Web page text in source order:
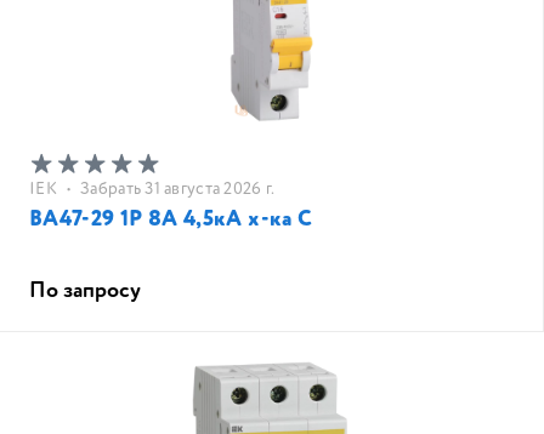
IEK • Забрать 31 августа 2026 г.
ВА47-29 1Р 8А 4,5кА х-ка С
По запросу